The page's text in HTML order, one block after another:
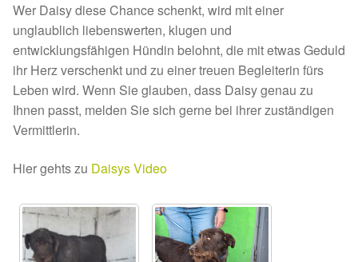
Leishmaniose
Qualzucht bei Hunden
Sonderfarben bei Hunden
Zwingerhusten
Info Broschüre – SALVA Hundehilfe e.V.
Wer Daisy diese Chance schenkt, wird mit einer
unglaublich liebenswerten, klugen und
entwicklungsfähigen Hündin belohnt, die mit etwas Geduld
ihr Herz verschenkt und zu einer treuen Begleiterin fürs
Leben wird. Wenn Sie glauben, dass Daisy genau zu
Ihnen passt, melden Sie sich gerne bei ihrer zuständigen
Vermittlerin.
Hier gehts zu Daisys Video